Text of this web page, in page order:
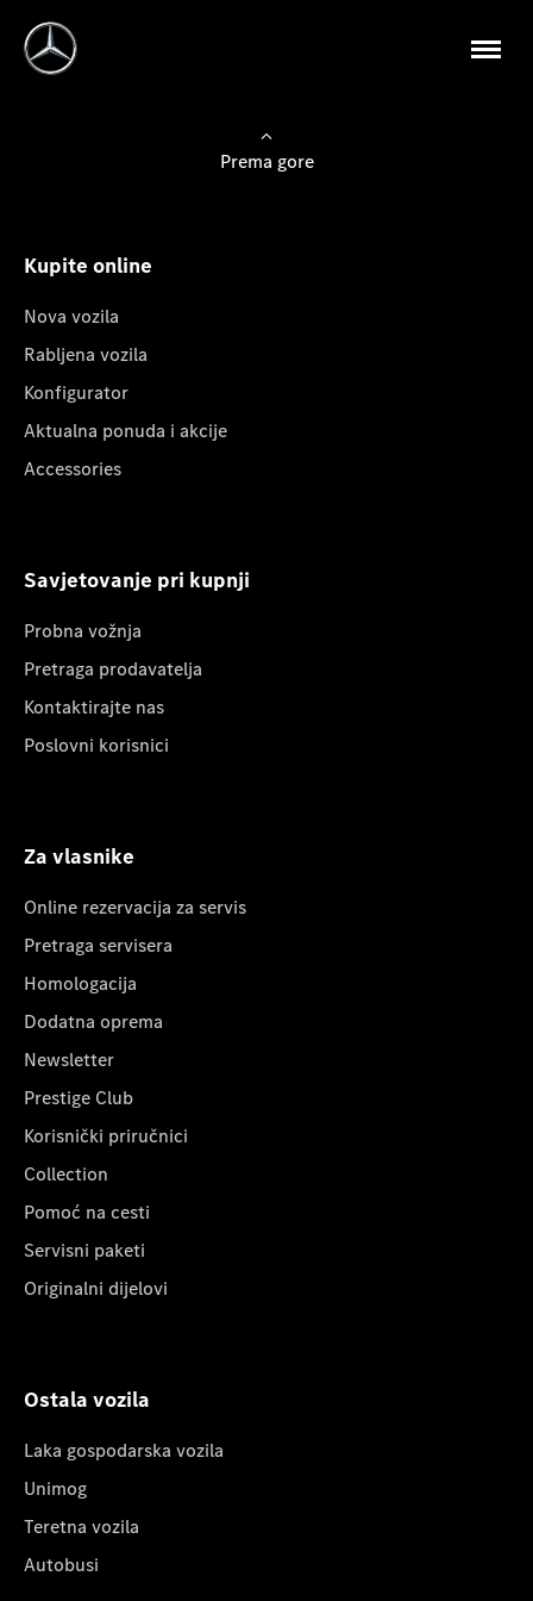
Prema gore
Kupite online
Nova vozila
Rabljena vozila
Konfigurator
Aktualna ponuda i akcije
Accessories
Savjetovanje pri kupnji
Probna vožnja
Pretraga prodavatelja
Kontaktirajte nas
Poslovni korisnici
Za vlasnike
Online rezervacija za servis
Pretraga servisera
Homologacija
Dodatna oprema
Newsletter
Prestige Club
Korisnički priručnici
Collection
Pomoć na cesti
Servisni paketi
Originalni dijelovi
Ostala vozila
Laka gospodarska vozila
Unimog
Teretna vozila
Autobusi